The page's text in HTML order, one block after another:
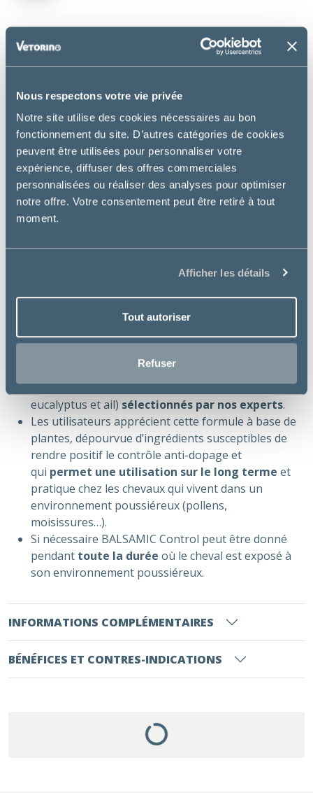
Nous respectons votre vie privée
Notre site utilise des cookies nécessaires au bon
fonctionnement du site. D’autres catégories de cookies
peuvent être utilisées pour personnaliser votre
expérience, diffuser des offres commerciales
personnalisées ou réaliser des analyses pour optimiser
notre offre. Votre consentement peut être retiré à tout
moment.
Afficher les détails
Tout autoriser
Refuser
DESCRIPTION
dans un environnement poussiéreux (pollens,
moisissures…) et des jeunes chevaux de courses.
Utilisation :
Jeune cheval de course pendant l’entrainement
Cheval vivant en environnement poussièreux
(présence de poussières, moisissures ou pollens)
Apports journaliers : 1 mesure matin et soir.
Boîte de 1 kg : permet une durée d’utilisation
jusqu’à 33 jours.
le management respiratoire intègre une association
originale de 4 ingrédients (Nigelle, Citron,
eucalyptus et ail) sélectionnés par nos experts.
Les utilisateurs apprécient cette formule à base de
plantes, dépourvue d’ingrédients susceptibles de
rendre positif le contrôle anti-dopage et
qui permet une utilisation sur le long terme et
pratique chez les chevaux qui vivent dans un
environnement poussiéreux (pollens,
moisissures…).
Si nécessaire BALSAMIC Control peut être donné
pendant toute la durée où le cheval est exposé à
son environnement poussiéreux.
INFORMATIONS COMPLÉMENTAIRES
BÉNÉFICES ET CONTRES-INDICATIONS